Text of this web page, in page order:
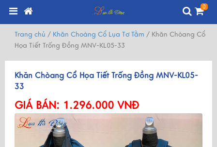
0
Trang chủ / Khăn Choàng Cổ Lụa Tơ Tằm / Khăn Chòang Cổ
Họa Tiết Trống Đồng MNV-KL05-33
Khăn Chòang Cổ Họa Tiết Trống Đồng MNV-KL05-
33
GIÁ BÁN: 1.296.000 VNĐ